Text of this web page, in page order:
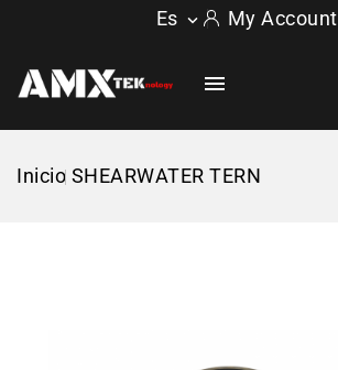
Es  My Account

Inicio SHEARWATER TERN